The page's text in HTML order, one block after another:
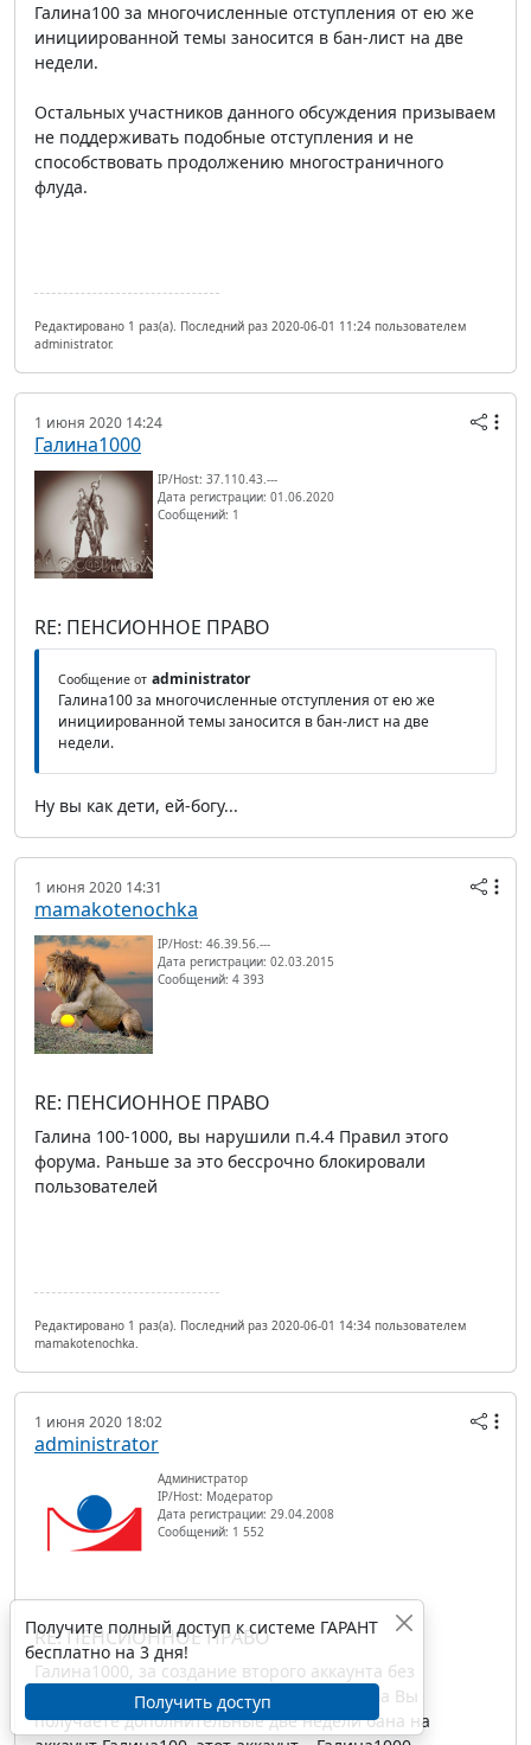
Галина100 за многочисленные отступления от ею же
инициированной темы заносится в бан-лист на две
недели.
Остальных участников данного обсуждения призываем
не поддерживать подобные отступления и не
способствовать продолжению многостраничного
флуда.
Редактировано 1 раз(а). Последний раз 2020-06-01 11:24 пользователем
administrator.
1 июня 2020 14:24
Галина1000
IP/Host: 37.110.43.---
Дата регистрации: 01.06.2020
Сообщений: 1
RE: ПЕНСИОННОЕ ПРАВО
Сообщение от administrator
Галина100 за многочисленные отступления от ею же
инициированной темы заносится в бан-лист на две
недели.
Ну вы как дети, ей-богу...
1 июня 2020 14:31
mamakotenochka
IP/Host: 46.39.56.---
Дата регистрации: 02.03.2015
Сообщений: 4 393
RE: ПЕНСИОННОЕ ПРАВО
Галина 100-1000, вы нарушили п.4.4 Правил этого
форума. Раньше за это бессрочно блокировали
пользователей
Редактировано 1 раз(а). Последний раз 2020-06-01 14:34 пользователем
mamakotenochka.
1 июня 2020 18:02
administrator
Администратор
IP/Host: Модератор
Дата регистрации: 29.04.2008
Сообщений: 1 552
RE: ПЕНСИОННОЕ ПРАВО
Галина1000, за создание второго аккаунта без
согласования с администраторами форума Вы
получаете дополнительные две недели бана на
Получите полный доступ к системе ГАРАНТ
бесплатно на 3 дня!
Получить доступ